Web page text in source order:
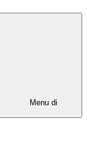
Menu di